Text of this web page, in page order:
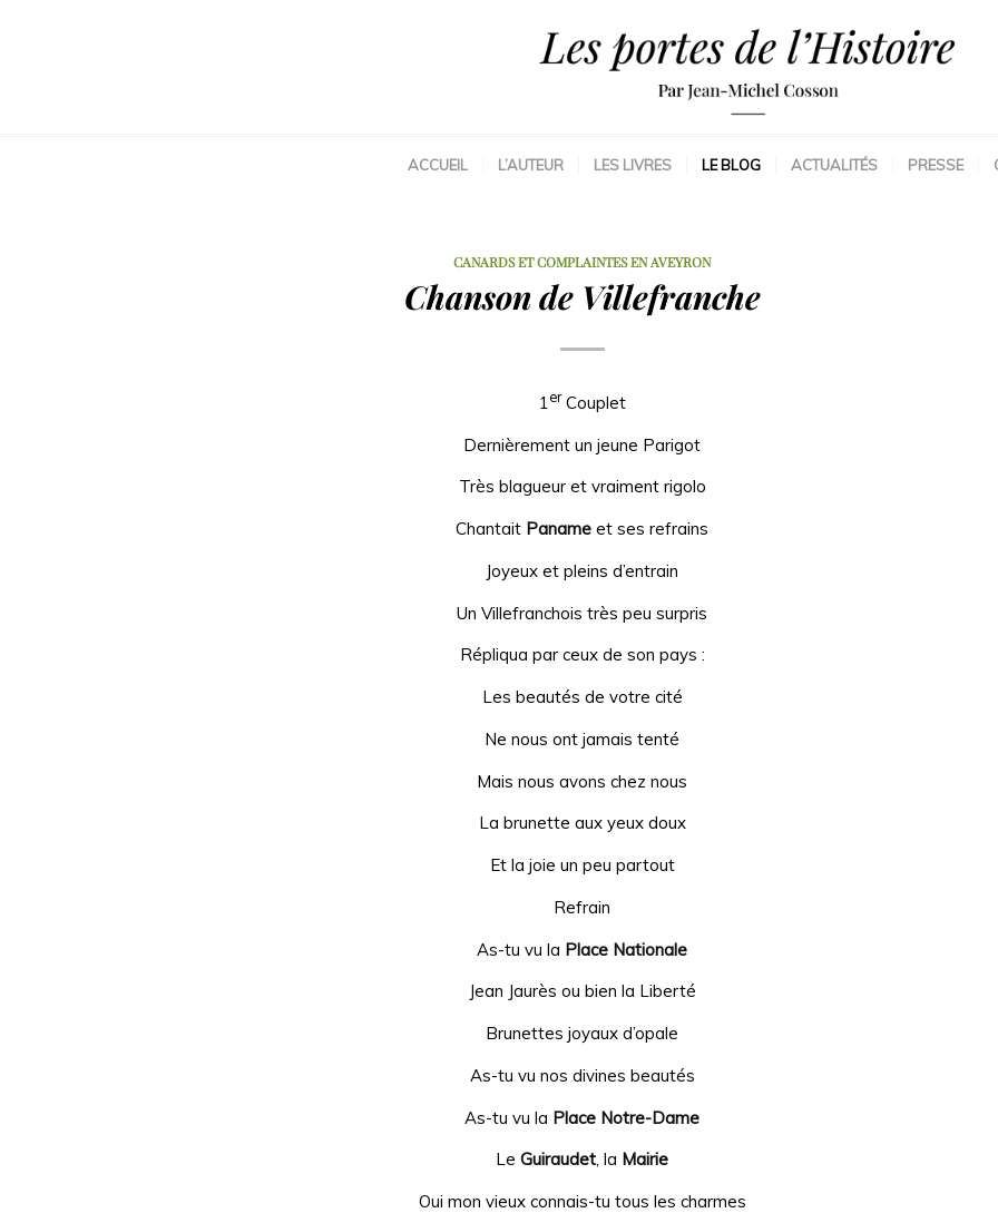
ACCUEIL L’AUTEUR LES LIVRES LE BLOG ACTUALITÉS PRESSE
CANARDS ET COMPLAINTES EN AVEYRON
Chanson de Villefranche
1 erCouplet
Dernièrement un jeune Parigot
Très blagueur et vraiment rigolo
Chantait Paname et ses refrains
Joyeux et pleins d’entrain
Un Villefranchois très peu surpris
Répliqua par ceux de son pays :
Les beautés de votre cité
Ne nous ont jamais tenté
Mais nous avons chez nous
La brunette aux yeux doux
Et la joie un peu partout
Refrain
As-tu vu la Place Nationale
Jean Jaurès ou bien la Liberté
Brunettes joyaux d’opale
As-tu vu nos divines beautés
As-tu vu la Place Notre-Dame
LeGuiraudet, la Mairie
Oui mon vieux connais-tu tous les charmes